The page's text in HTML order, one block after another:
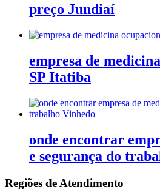
preço Jundiaí
empresa de
SP Itatiba
onde encontrar
e segurança do
Regiões de Atendimento